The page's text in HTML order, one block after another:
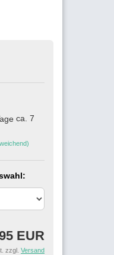
ca. 7
EUR
zzgl. Versand